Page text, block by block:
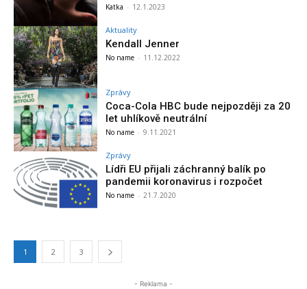
Katka - 12.1.2023
Aktuality
Kendall Jenner
No name - 11.12.2022
Zprávy
Coca-Cola HBC bude nejpozději za 20
let uhlíkově neutrální
No name - 9.11.2021
Zprávy
Lídři EU přijali záchranný balík po
pandemii koronavirus i rozpočet
No name - 21.7.2020
1 2 3
- Reklama -